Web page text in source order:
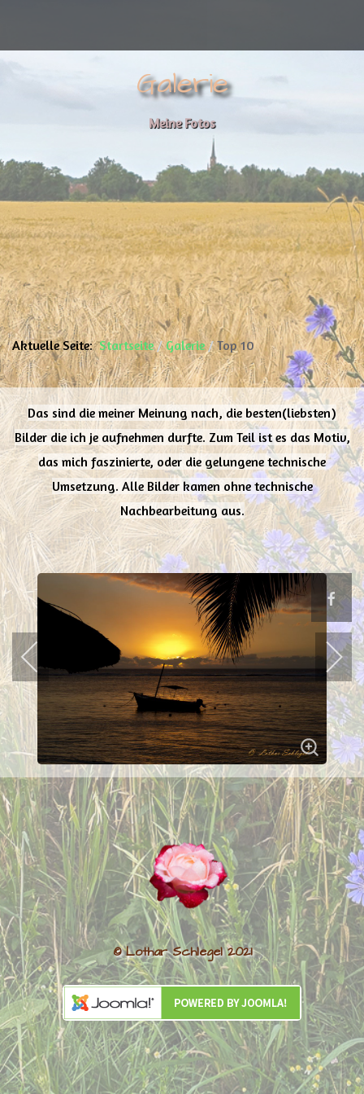
Galerie
Meine Fotos
Aktuelle Seite:Startseite Galerie Top 10
Das sind die meiner Meinung nach, die besten(liebsten)
Bilder die ich je aufnehmen durfte. Zum Teil ist es das Motiv,
das mich faszinierte, oder die gelungene technische
Umsetzung. Alle Bilder kamen ohne technische
Nachbearbeitung aus.
© Lothar Schlegel 2021